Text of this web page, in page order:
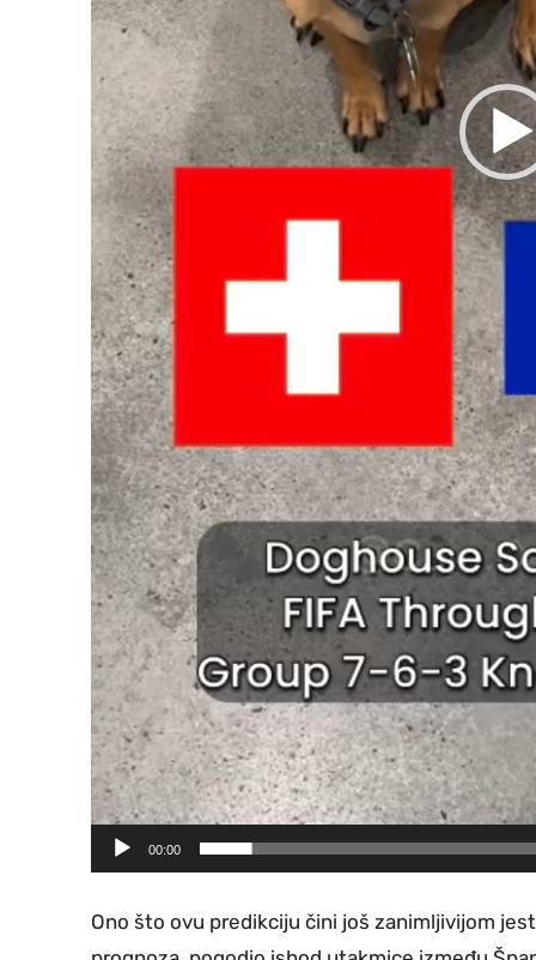
00:00
Ono što ovu predikciju čini još zanimljivijom